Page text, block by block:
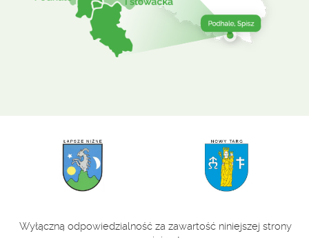
Wyłączną odpowiedzialność za zawartość niniejszej strony